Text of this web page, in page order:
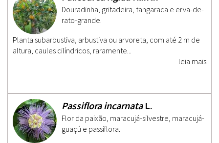
Douradinha, gritadeira, tangaraca e erva-de-
rato-grande.
Planta subarbustiva, arbustiva ou arvoreta, com até 2 m de
altura, caules cilíndricos, raramente...
leia mais
Passiflora incarnata L.
Flor da paixão, maracujá-silvestre, maracujá-
guaçú e passiflora.